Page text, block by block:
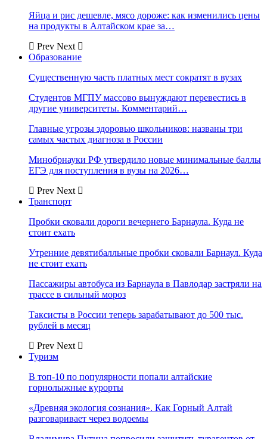
Яйца и рис дешевле, мясо дороже: как изменились цены
на продукты в Алтайском крае за…
Prev Next
Образование
Существенную часть платных мест сократят в вузах
Студентов МГПУ массово вынуждают перевестись в
другие университеты. Комментарий…
Главные угрозы здоровью школьников: названы три
самых частых диагноза в России
Минобрнауки РФ утвердило новые минимальные баллы
ЕГЭ для поступления в вузы на 2026…
Prev Next
Транспорт
Пробки сковали дороги вечернего Барнаула. Куда не
стоит ехать
Утренние девятибалльные пробки сковали Барнаул. Куда
не стоит ехать
Пассажиры автобуса из Барнаула в Павлодар застряли на
трассе в сильный мороз
Таксисты в России теперь зарабатывают до 500 тыс.
рублей в месяц
Prev Next
Туризм
В топ-10 по популярности попали алтайские
горнолыжные курорты
«Древняя экология сознания». Как Горный Алтай
разговаривает через водоемы